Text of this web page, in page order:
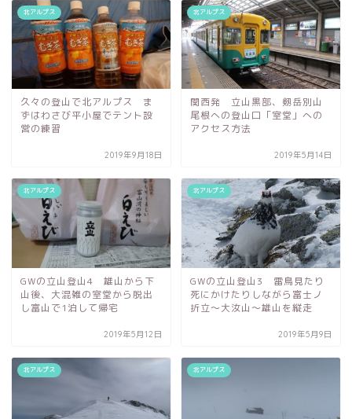
北アルプス
久々の登山で北アルプス ま
ずはわさび平小屋でテント設
営の練習
2019年9月18日
北アルプス
関西発 立山黒部、剱岳別山
尾根への登山口「室堂」への
アクセス方法
2019年5月14日
北アルプス
GWの立山登山4 雄山から下
山後、大混雑の室堂から脱出
し富山で1泊して帰宅
2019年5月12日
北アルプス
GWの立山登山3 雷鳥見たり
死にかけたりしながら富士ノ
折立～大汝山～雄山を縦走
2019年5月9日
北アルプス 北アルプス